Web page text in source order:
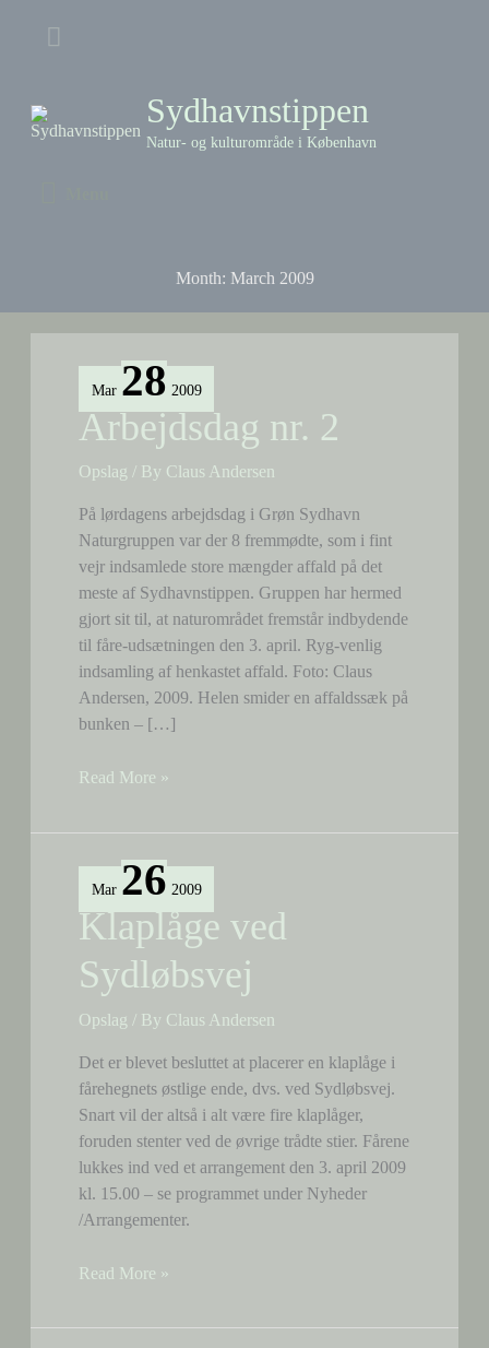
Above
Sydhavnstippen
Natur- og kulturområde i København
Month: March 2009
Mar 28 2009
Arbejdsdag nr. 2
Opslag / By Claus Andersen
På lørdagens arbejdsdag i Grøn Sydhavn
Naturgruppen var der 8 fremmødte, som i fint
vejr indsamlede store mængder affald på det
meste af Sydhavnstippen. Gruppen har hermed
gjort sit til, at naturområdet fremstår indbydende
til fåre-udsætningen den 3. april. Ryg-venlig
indsamling af henkastet affald. Foto: Claus
Andersen, 2009. Helen smider en affaldssæk på
bunken – […]
Arbejdsdag
2
Read More »
Mar 26 2009
Klaplåge ved
Sydløbsvej
Opslag / By Claus Andersen
Det er blevet besluttet at placerer en klaplåge i
fårehegnets østlige ende, dvs. ved Sydløbsvej.
Snart vil der altså i alt være fire klaplåger,
foruden stenter ved de øvrige trådte stier. Fårene
lukkes ind ved et arrangement den 3. april 2009
kl. 15.00 – se programmet under Nyheder
/Arrangementer.
Klaplåge
Sydløbsvej
Read More »